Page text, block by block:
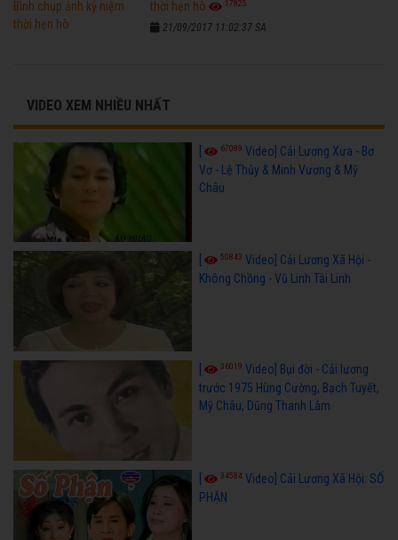
thời hẹn hò
17825
21/09/2017 11:02:37 SA
VIDEO XEM NHIỀU NHẤT
[ 67089 Video] Cải Lương Xưa - Bơ
Vơ - Lệ Thủy & Minh Vương & Mỹ
Châu
50843 Video] Cải Lương Xã Hội -
Không Chồng - Vũ Linh Tài Linh
36019 Video] Bụi đời - Cải lương
trước 1975 Hùng Cường, Bạch Tuyết,
Mỹ Châu, Dũng Thanh Lâm
34584 Video] Cải Lương Xã Hội: SỐ
PHẬN